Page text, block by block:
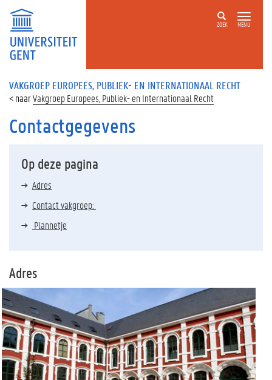
ZOEK MENU
VAKGROEP EUROPEES, PUBLIEK- EN INTERNATIONAAL RECHT
Vakgroep Europees, Publiek- en Internationaal Recht
Contactgegevens
Op deze pagina
Adres
Contact vakgroep:
Plannetje
Adres